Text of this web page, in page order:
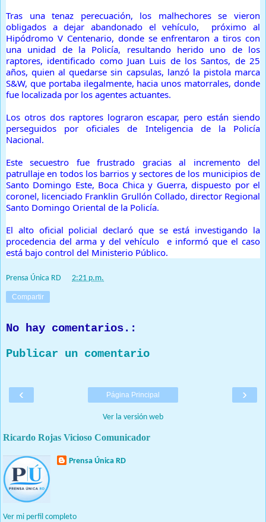
Tras una tenaz perecuación, los malhechores se vieron
obligados a dejar abandonado el vehículo, próximo al
Hipódromo V Centenario, donde se enfrentaron a tiros con
una unidad de la Policía, resultando herido uno de los
raptores, identificado como Juan Luis de los Santos, de 25
años, quien al quedarse sin capsulas, lanzó la pistola marca
S&W, que portaba ilegalmente, hacia unos matorrales, donde
fue localizada por los agentes actuantes.
Los otros dos raptores lograron escapar, pero están siendo
perseguidos por oficiales de Inteligencia de la Policía
Nacional.
Este secuestro fue frustrado gracias al incremento del
patrullaje en todos los barrios y sectores de los municipios de
Santo Domingo Este, Boca Chica y Guerra, dispuesto por el
coronel, licenciado Franklin Grullón Collado, director Regional
Santo Domingo Oriental de la Policía.
El alto oficial policial declaró que se está investigando la
procedencia del arma y del vehículo e informó que el caso
está bajo control del Ministerio Público.
Prensa Única RD 2:21 p.m.
Compartir
No hay comentarios.:
Publicar un comentario
‹ ›
Página Principal
Ver la versión web
Ricardo Rojas Vicioso Comunicador
Prensa Única RD
Ver mi perfil completo